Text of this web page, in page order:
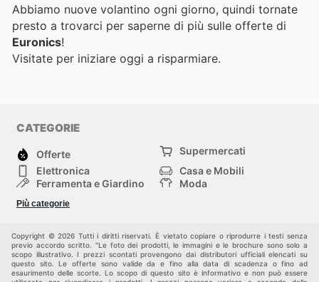
Abbiamo nuove volantino ogni giorno, quindi tornate
presto a trovarci per saperne di più sulle offerte di
Euronics!
Visitate per iniziare oggi a risparmiare.
CATEGORIE
Offerte
Supermercati
Elettronica
Casa e Mobili
Ferramenta e Giardino
Moda
Bambini e Neonati
Più categorie
Copyright © 2026 Tutti i diritti riservati. È vietato copiare o riprodurre i testi senza
previo accordo scritto. "Le foto dei prodotti, le immagini e le brochure sono solo a
scopo illustrativo. I prezzi scontati provengono dai distributori ufficiali elencati su
questo sito. Le offerte sono valide da e fino alla data di scadenza o fino ad
esaurimento delle scorte. Lo scopo di questo sito è informativo e non può essere